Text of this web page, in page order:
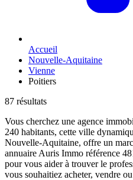
Accueil
Nouvelle-Aquitaine
Vienne
Poitiers
87 résultats
Vous cherchez une agence
240 habitants, cette ville
Nouvelle-Aquitaine, offre un
annuaire Auris Immo référence
pour vous aider à trouver le
vous souhaitiez acheter, vendre